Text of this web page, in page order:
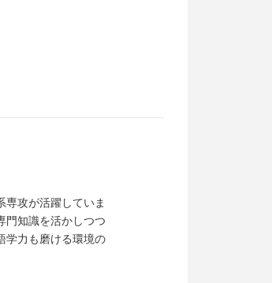
専攻が活躍していま
門知識を活かしつつ
学力も磨ける環境の